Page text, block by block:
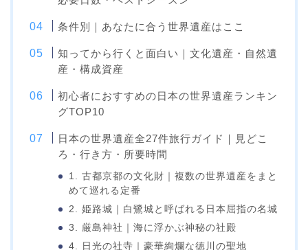
条件別｜あなたに合う世界遺産はここ
知ってから行くと面白い｜文化遺産・自然遺
産・構成資産
初心者におすすめの日本の世界遺産ランキン
グTOP10
日本の世界遺産全27件旅行ガイド｜見どこ
ろ・行き方・所要時間
1. 古都京都の文化財｜複数の世界遺産をまと
めて巡れる定番
2. 姫路城｜白鷺城と呼ばれる日本屈指の名城
3. 厳島神社｜海に浮かぶ神秘の社殿
4. 日光の社寺｜豪華絢爛な徳川の聖地